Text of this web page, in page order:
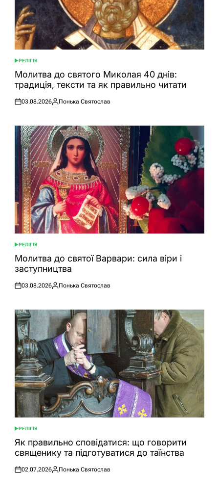
ОПУБЛІКУВАТИ
У
РЕЛІГІЯ
Молитва до святого Миколая 40 днів:
традиція, тексти та як правильно читати
Оприлюднено
03.08.2026
Опубліковано
Понька Святослав
ОПУБЛІКУВАТИ
У
РЕЛІГІЯ
Молитва до святої Варвари: сила віри і
заступництва
Оприлюднено
03.08.2026
Опубліковано
Понька Святослав
ОПУБЛІКУВАТИ
У
РЕЛІГІЯ
Як правильно сповідатися: що говорити
священику та підготуватися до таїнства
Оприлюднено
02.07.2026
Опубліковано
Понька Святослав